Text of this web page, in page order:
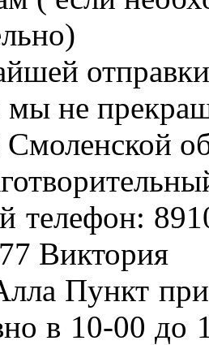
не
телефон:
Виктория
Пункт
в 10-00 до